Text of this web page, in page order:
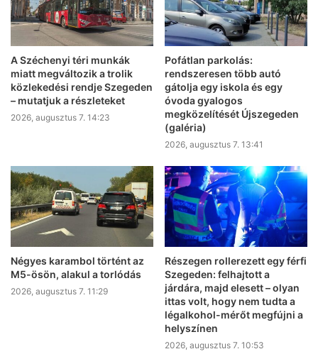
A Széchenyi téri munkák
miatt megváltozik a trolik
közlekedési rendje Szegeden
– mutatjuk a részleteket
2026, augusztus 7. 14:23
Pofátlan parkolás:
rendszeresen több autó
gátolja egy iskola és egy
óvoda gyalogos
megközelítését Újszegeden
(galéria)
2026, augusztus 7. 13:41
Négyes karambol történt az
M5-ösön, alakul a torlódás
2026, augusztus 7. 11:29
Részegen rollerezett egy férfi
Szegeden: felhajtott a
járdára, majd elesett – olyan
ittas volt, hogy nem tudta a
légalkohol-mérőt megfújni a
helyszínen
2026, augusztus 7. 10:53